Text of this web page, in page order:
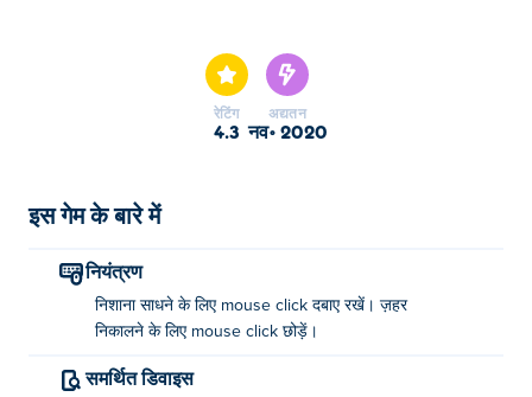
रेटिंग
4.3
अद्यतन
नव॰ 2020
इस गेम के बारे में
नियंत्रण
निशाना साधने के लिए mouse click दबाए रखें। ज़हर
निकालने के लिए mouse click छोड़ें।
समर्थित डिवाइस